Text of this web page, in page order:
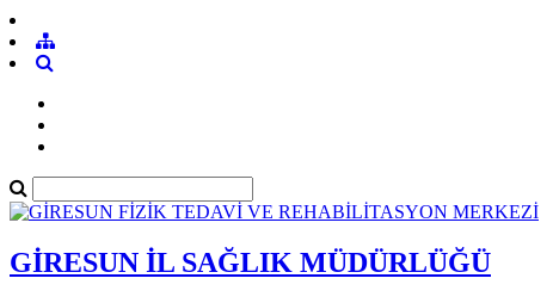
GİRESUN İL SAĞLIK MÜDÜRLÜĞÜ